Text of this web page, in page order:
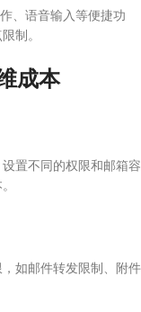
、语音输入等便捷功
制。
成本
置不同的权限和邮箱容
如邮件转发限制、附件